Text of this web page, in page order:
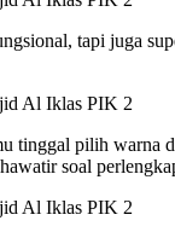
tapi juga
tinggal pilih
soal